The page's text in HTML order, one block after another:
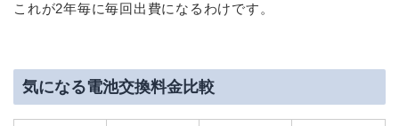
これが2年毎に毎回出費になるわけです。
気になる電池交換料金比較